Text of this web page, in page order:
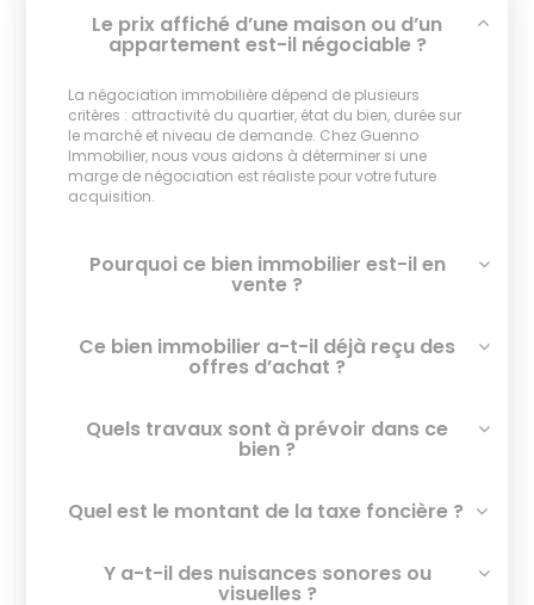
Le prix affiché d’une maison ou d’un
appartement est-il négociable ?
La négociation immobilière dépend de plusieurs
critères : attractivité du quartier, état du bien, durée sur
le marché et niveau de demande. Chez Guenno
Immobilier, nous vous aidons à déterminer si une
marge de négociation est réaliste pour votre future
acquisition.
Pourquoi ce bien immobilier est-il en
vente ?
Ce bien immobilier a-t-il déjà reçu des
offres d’achat ?
Quels travaux sont à prévoir dans ce
bien ?
Quel est le montant de la taxe foncière ?
Y a-t-il des nuisances sonores ou
visuelles ?